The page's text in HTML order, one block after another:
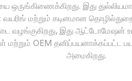
ஒருங்கிணைக்கிறது. இது
மற்றும் கடினமான
வழங்குகிறது, இது
மற்றும் OEM தனிப்பயனாக்கப்பட்ட
அமைகிறது.